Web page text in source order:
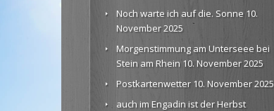
Noch warte ich auf die. Sonne 10.
November 2025
Morgenstimmung am Unterseee bei
Stein am Rhein 10. November 2025
Postkartenwetter 10. November 2025
auch im Engadin ist der Herbst